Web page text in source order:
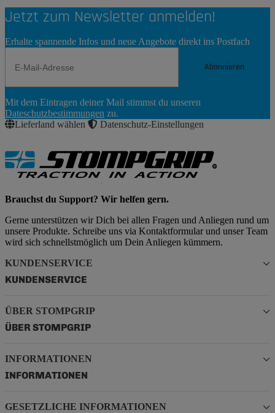
Jetzt zum Newsletter anmelden!
Erhalte spannende Infos und neue Angebote direkt ins Postfach
Abonnieren
Abonnieren
Mit dem Eintragen deiner Mail stimmst du unseren
Dateschutzbestimmungen zu.
Lieferland wählen
Datenschutz-Einstellungen
Brauchst du Support? Wir helfen gern.
Gerne unterstützen wir Dich bei allen Fragen und Anliegen rund um
unsere Produkte. Schreibe uns via Kontaktformular und unser Team
wird sich schnellstmöglich um Dein Anliegen kümmern.
KUNDENSERVICE
KUNDENSERVICE
ÜBER STOMPGRIP
ÜBER STOMPGRIP
INFORMATIONEN
INFORMATIONEN
GESETZLICHE INFORMATIONEN